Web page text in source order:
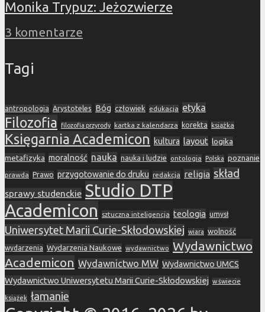
Monika Trypuz: Jeżozwierze
3 komentarze
Tagi
antropologia Arystoteles Bóg człowiek edukacja etyka
Filozofia filozofia przyrody kartka z kalendarza korekta książka
Księgarnia Academicon kultura layout logika
metafizyka moralność nauka nauka i ludzie ontologia Polska poznanie
prawda Prawo przygotowanie do druku redakcja religia skład
sprawy studenckie Studio DTP
Academicon
sztuczna inteligencja teologia umysł
Uniwersytet Marii Curie-Skłodowskiej wiara wolność
wydarzenia Wydarzenia Naukowe wydawnictwo Wydawnictwo
Academicon Wydawnictwo MW Wydawnictwo UMCS
Wydawnictwo Uniwersytetu Marii Curie-Skłodowskiej w świecie
książek łamanie